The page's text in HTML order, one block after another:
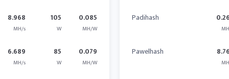
8.968
MH/s
105
W
0.085
MH/W
6.689
MH/s
85
W
0.079
MH/W
Padihash
Pawelhash